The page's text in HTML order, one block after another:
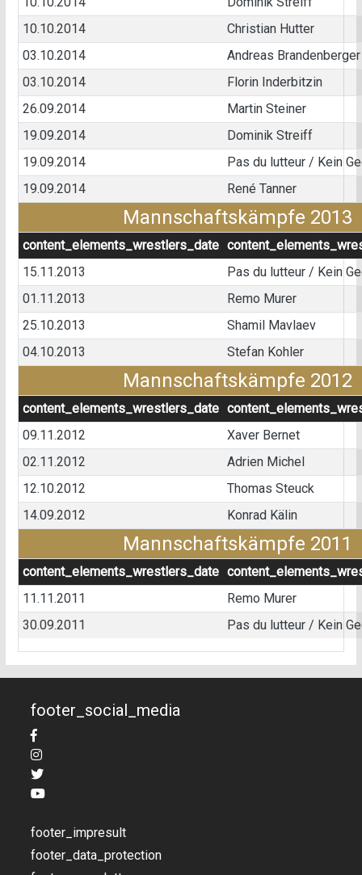
10.10.2014
Christian Hutter
03.10.2014
Andreas Brandenberger
03.10.2014
Florin Inderbitzin
26.09.2014
Martin Steiner
19.09.2014
Dominik Streiff
19.09.2014
Pas du lutteur / Kein
19.09.2014
René Tanner
Mannschaftskämpfe 2013
content_elements_wrestlers_date
15.11.2013
Pas du lutteur / Kein
01.11.2013
Remo Murer
25.10.2013
Shamil Mavlaev
04.10.2013
Stefan Kohler
Mannschaftskämpfe 2012
content_elements_wrestlers_date
09.11.2012
Xaver Bernet
02.11.2012
Adrien Michel
12.10.2012
Thomas Steuck
14.09.2012
Konrad Kälin
Mannschaftskämpfe 2011
content_elements_wrestlers_date
11.11.2011
Remo Murer
30.09.2011
Pas du lutteur / Kein
footer_social_media
footer_impresult
footer_data_protection